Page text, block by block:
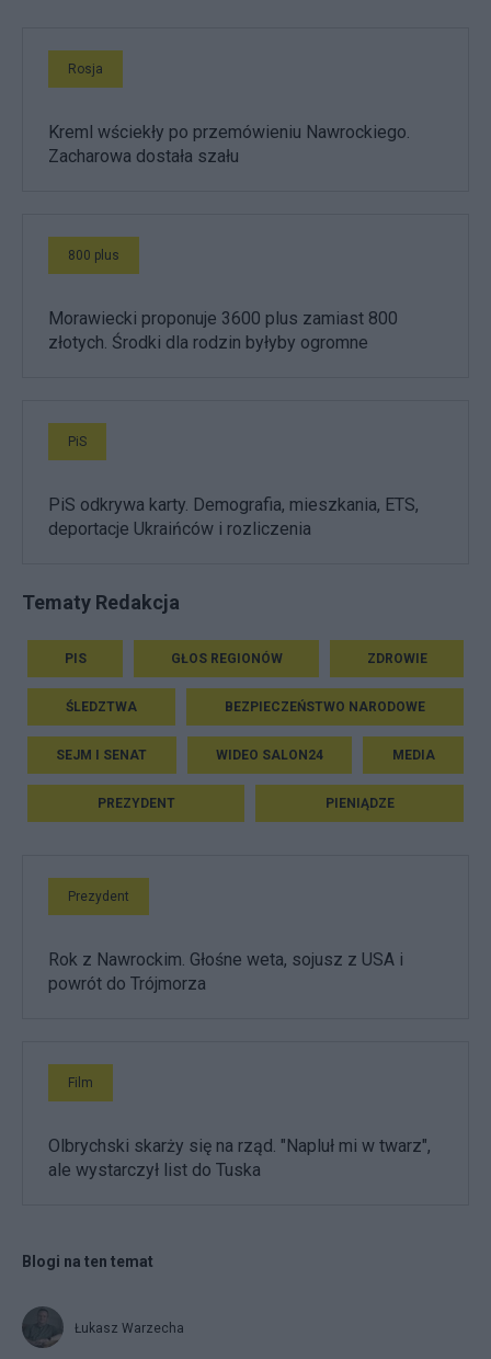
Rosja
Kreml wściekły po przemówieniu Nawrockiego.
Zacharowa dostała szału
800 plus
Morawiecki proponuje 3600 plus zamiast 800
złotych. Środki dla rodzin byłyby ogromne
PiS
PiS odkrywa karty. Demografia, mieszkania, ETS,
deportacje Ukraińców i rozliczenia
Tematy Redakcja
PIS GŁOS REGIONÓW ZDROWIE
ŚLEDZTWA BEZPIECZEŃSTWO NARODOWE
SEJM I SENAT WIDEO SALON24 MEDIA
PREZYDENT PIENIĄDZE
Prezydent
Rok z Nawrockim. Głośne weta, sojusz z USA i
powrót do Trójmorza
Film
Olbrychski skarży się na rząd. "Napluł mi w twarz",
ale wystarczył list do Tuska
Blogi na ten temat
Łukasz Warzecha